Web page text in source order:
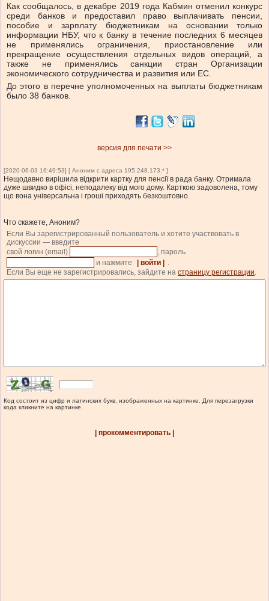
Как сообщалось, в декабре 2019 года Кабмин отменил конкурс
среди банков и предоставил право выплачивать пенсии,
пособие и зарплату бюджетникам на основании только
информации НБУ, что к банку в течение последних 6 месяцев
не применялись ограничения, приостановление или
прекращение осуществления отдельных видов операций, а
также не применялись санкции стран Организации
экономического сотрудничества и развития или ЕС.
До этого в перечне уполномоченных на выплаты бюджетникам
было 38 банков.
версия для печати >>
[2020-06-03 16:49:53] [ Аноним с адреса 195.248.173.* ]
Нещодавно вирішила відкрити картку для пенсії в рада банку. Отримала
дуже швидко в офісі, неподалеку від мого дому. Карткою задоволена, тому
що вона універсальна і гроші приходять безкоштовно.
Что скажете, Аноним?
Если Вы зарегистрированный пользователь и хотите участвовать в
дискуссии — введите
свой логин (email)
, пароль
и нажмите
| войти |
.
Если Вы еще не зарегистрировались, зайдите на страницу регистрации.
Код состоит из цифр и латинских букв, изображенных на картинке. Для перезагрузки
кода кликните на картинке.
| прокомментировать |